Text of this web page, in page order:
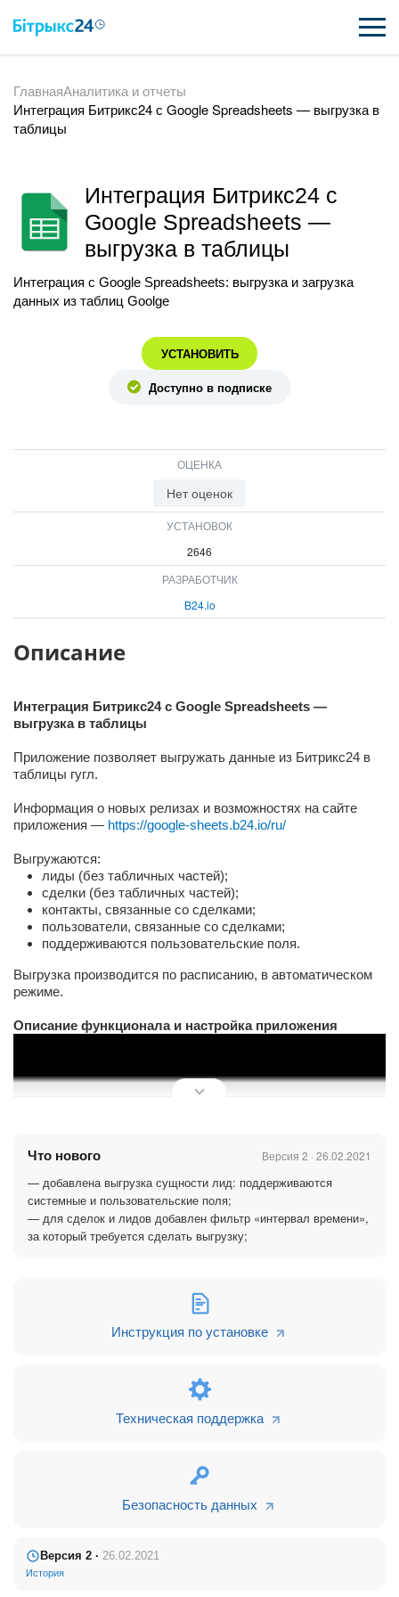
ВОЗМОЖНОСТИ
ЦЕНЫ
ВНЕДРЕНИЕ
ПОЛЕЗНОЕ
ПОДДЕРЖКА
ПОЛУЧИТЬ БЕСПЛАТНО
ГлавнаяАналитика и отчеты
Интеграция Битрикс24 с Google Spreadsheets — выгрузка в
таблицы
Интеграция Битрикс24 с
Google Spreadsheets —
выгрузка в таблицы
Интеграция с Google Spreadsheets: выгрузка и загрузка
данных из таблиц Goolge
УСТАНОВИТЬ
Доступно в подписке
ОЦЕНКА
Нет оценок
УСТАНОВОК
2646
РАЗРАБОТЧИК
B24.io
Описание
Интеграция Битрикс24 с Google Spreadsheets —
выгрузка в таблицы
Приложение позволяет выгружать данные из Битрикс24 в
таблицы гугл.
Информация о новых релизах и возможностях на сайте
приложения — https://google-sheets.b24.io/ru/
Выгружаются:
лиды (без табличных частей);
сделки (без табличных частей);
контакты, связанные со сделками;
пользователи, связанные со сделками;
поддерживаются пользовательские поля.
Выгрузка производится по расписанию, в автоматическом
режиме.
Описание функционала и настройка приложения
Как настроить выгрузку данных из Bitrix24 в таблицы
Настраиваете один раз, дальше приложение работает
1. Предоставить доступ с правами на запись в
требуемую таблицу Google для служебного
2. Нажать на кнопку «сохранить» и убедиться, что у
Что нового Версия 2 · 26.02.2021
— добавлена выгрузка сущности лид: поддерживаются
системные и пользовательские поля;
— для сделок и лидов добавлен фильтр «интервал времени»,
за который требуется сделать выгрузку;
Инструкция по установке
Техническая поддержка
Безопасность данных
Версия 2 · 26.02.2021
История